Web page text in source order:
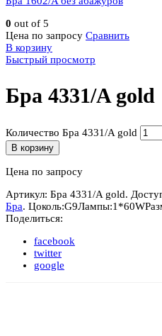
0 out of 5
Цена по запросу Сравнить
В корзину
Быстрый просмотр
Бра 4331/A gold
Количество Бра 4331/A gold
В корзину
Цена по запросу
Артикул: Бра 4331/A gold.
Бра. Цоколь:G9Лампы:1*60W
Поделиться:
facebook
twitter
google